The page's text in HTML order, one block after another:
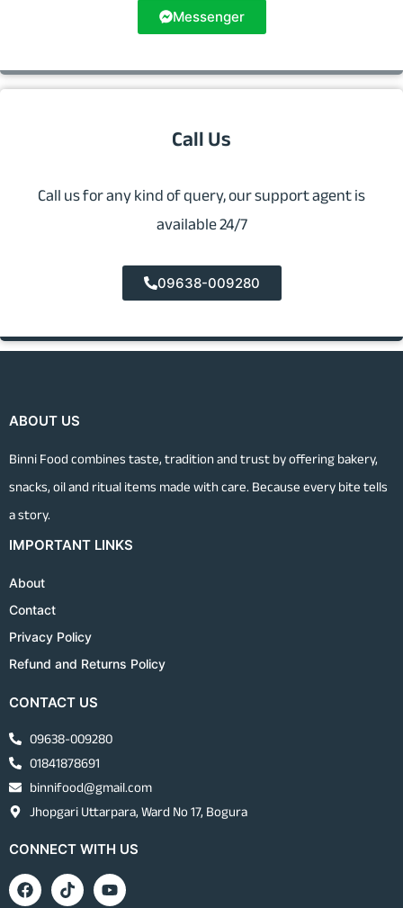
Messenger
Call Us
Call us for any kind of query, our support agent is
available 24/7
09638-009280
ABOUT US
Binni Food combines taste, tradition and trust by offering bakery,
snacks, oil and ritual items made with care. Because every bite tells
a story.
IMPORTANT LINKS
About
Contact
Privacy Policy
Refund and Returns Policy
CONTACT US
09638-009280
01841878691
binnifood@gmail.com
Jhopgari Uttarpara, Ward No 17, Bogura
CONNECT WITH US